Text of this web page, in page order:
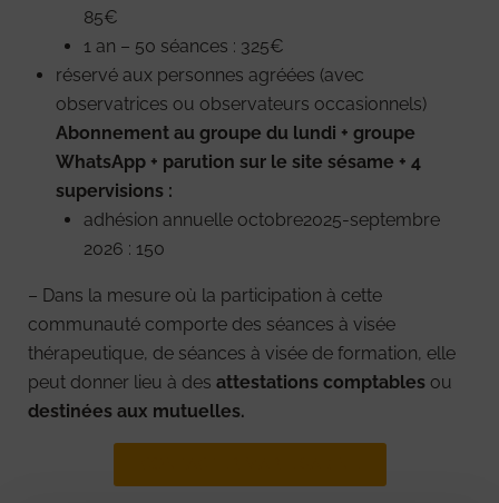
85€
1 an – 50 séances : 325€
réservé aux personnes agréées (avec
observatrices ou observateurs occasionnels)
Abonnement au groupe du lundi + groupe
WhatsApp + parution sur le site sésame + 4
supervisions :
adhésion annuelle octobre2025-septembre
2026 : 150
– Dans la mesure où la participation à cette
communauté comporte des séances à visée
thérapeutique, de séances à visée de formation, elle
peut donner lieu à des attestations comptables ou
destinées aux mutuelles.